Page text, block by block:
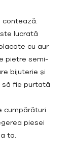
contează.
lucrată
cu aur
pietre semi-
bijuterie și
să fie purtată
cumpărături
piesei
ta.